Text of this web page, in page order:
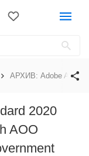
АРХИВ: Adobe
2020
AOO